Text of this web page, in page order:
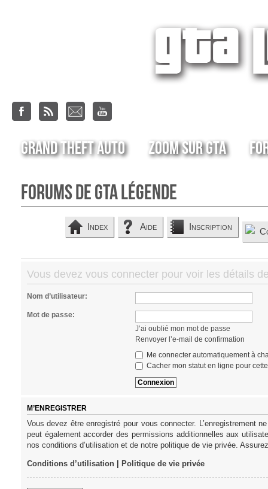
Grand Theft Auto Zoom sur GTA
Forums de GTA Légende
Index Aide Inscription
Vous devez vous connecter pour voir les détails
Nom d’utilisateur:
Mot de passe:
J’ai oublié mon mot de passe
Renvoyer l’e-mail de confirmation
Me connecter automatiquement à
Cacher mon statut en ligne pour
M’ENREGISTRER
Vous devez être enregistré pour vous connecter. L’enregistrement
peut également accorder des permissions additionnelles aux
nos conditions d’utilisation et de notre politique de vie privée.
Conditions d’utilisation| Politique de vie privée